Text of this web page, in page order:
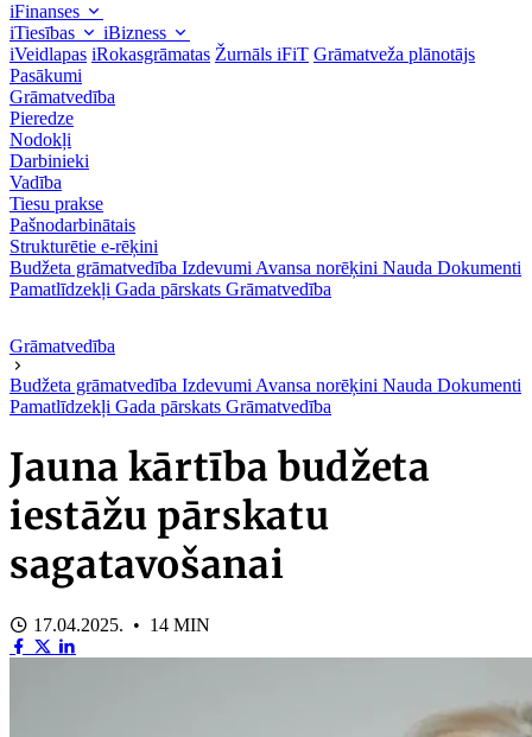
iFinanses
iTiesības
iBizness
iVeidlapas iRokasgrāmatas Žurnāls iFiT Grāmatveža plānotājs
Pasākumi
Grāmatvedība
Pieredze
Nodokļi
Darbinieki
Vadība
Tiesu prakse
Pašnodarbinātais
Strukturētie e-rēķini
Budžeta grāmatvedība Izdevumi Avansa norēķini Nauda Dokumenti
Pamatlīdzekļi Gada pārskats Grāmatvedība
Grāmatvedība
Budžeta grāmatvedība Izdevumi Avansa norēķini Nauda Dokumenti
Pamatlīdzekļi Gada pārskats Grāmatvedība
Jauna kārtība budžeta
iestāžu pārskatu
sagatavošanai
17.04.2025. • 14 MIN